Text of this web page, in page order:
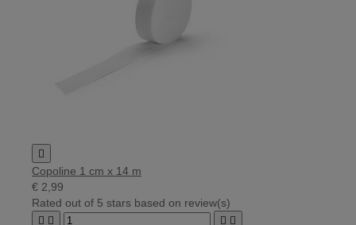

Copoline 1 cm x 14 m
€ 2,99
Rated out of 5 stars based on review(s)
   